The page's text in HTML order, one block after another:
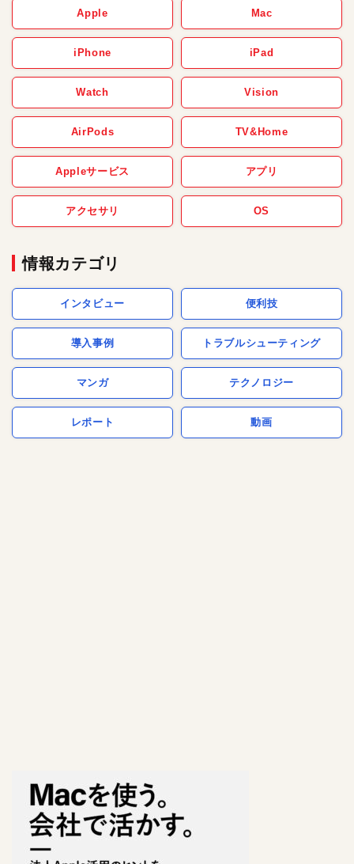
Apple Mac
iPhone iPad
Watch Vision
AirPods TV&Home
Appleサービス アプリ
アクセサリ OS
情報カテゴリ
インタビュー 便利技
導入事例 トラブルシューティング
マンガ テクノロジー
レポート 動画